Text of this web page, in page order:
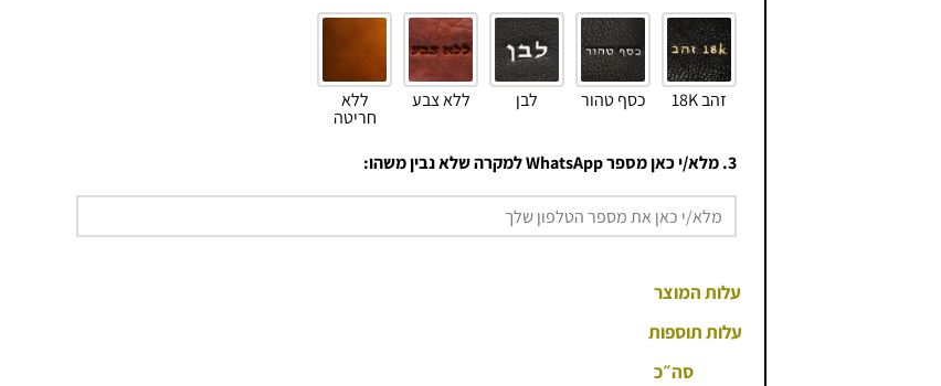
זהב 18K כסף טהור לבן ללא צבע ללא
חריטה
3. מלא/י כאן מספר WhatsApp למקרה שלא נבין משהו:
עלות המוצר
עלות תוספות
סה״כ